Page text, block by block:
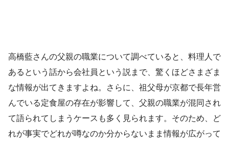
高橋藍さんの父親の職業について調べていると、料理人で
あるという話から会社員という説まで、驚くほどさまざま
な情報が出てきますよね。さらに、祖父母が京都で長年営
んでいる定食屋の存在が影響して、父親の職業が混同され
て語られてしまうケースも多く見られます。そのため、ど
れが事実でどれが噂なのか分からないまま情報が広がって